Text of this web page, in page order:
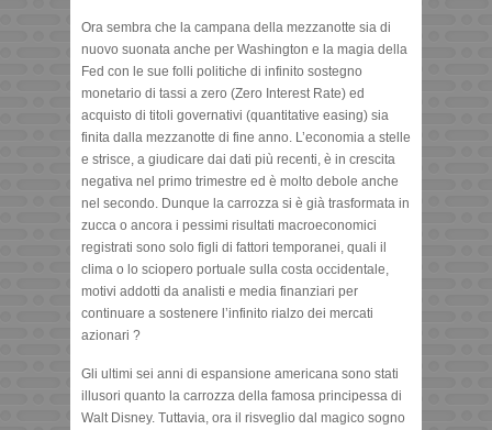
Ora sembra che la campana della mezzanotte sia di
nuovo suonata anche per Washington e la magia della
Fed con le sue folli politiche di infinito sostegno
monetario di tassi a zero (Zero Interest Rate) ed
acquisto di titoli governativi (quantitative easing) sia
finita dalla mezzanotte di fine anno. L’economia a stelle
e strisce, a giudicare dai dati più recenti, è in crescita
negativa nel primo trimestre ed è molto debole anche
nel secondo. Dunque la carrozza si è già trasformata in
zucca o ancora i pessimi risultati macroeconomici
registrati sono solo figli di fattori temporanei, quali il
clima o lo sciopero portuale sulla costa occidentale,
motivi addotti da analisti e media finanziari per
continuare a sostenere l’infinito rialzo dei mercati
azionari ?
Gli ultimi sei anni di espansione americana sono stati
illusori quanto la carrozza della famosa principessa di
Walt Disney. Tuttavia, ora il risveglio dal magico sogno